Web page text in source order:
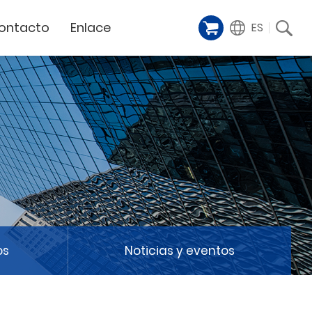
Cortador Láser
Galería de
muestras
Vídeos de
presentación
Historias de éxito
Milestoens
TODAS
Hitos de la empresa
Hito del producto
Noticias / Eventos
Comunicado de prensa
Feria de muestras
distribuidor
Enlace
Financing Service
GCC Web Shop
GCC Club
GCC Distributor Club
ES
Noticias y eventos